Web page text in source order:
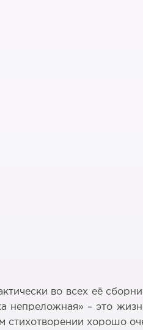
во всех её
непреложная» – это
стихотворении хорошо